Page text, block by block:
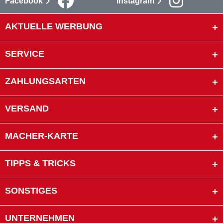
AKTUELLE WERBUNG
SERVICE
ZAHLUNGSARTEN
VERSAND
MACHER-KARTE
TIPPS & TRICKS
SONSTIGES
UNTERNEHMEN